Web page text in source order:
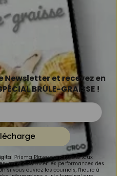
et recevez en
BRÛLE-GRAISSE !
Prisma Players analyse le taux
et optimiser les performances des
si vous ouvrez les courriels, l'heure à